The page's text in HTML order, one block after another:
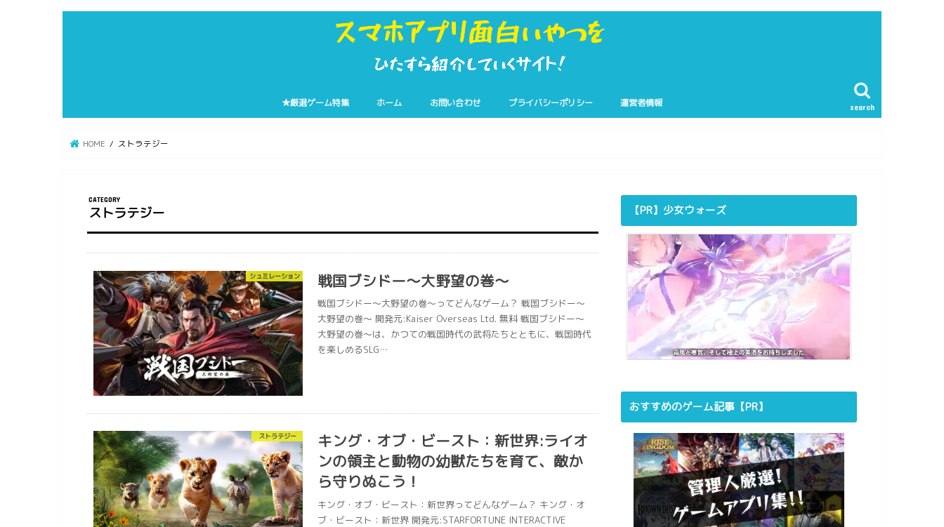
search
★厳選ゲーム特集 ホーム お問い合わせ プライバシーポリシー 運営者情報
HOME ストラテジー
ストラテジー
シュミレーション 戦国ブシドー～大野望の巻～
戦国ブシドー～大野望の巻～ってどんなゲーム？ 戦国ブシドー〜
大野望の巻〜 開発元:Kaiser Overseas Ltd. 無料 戦国ブシドー～
大野望の巻～は、かつての戦国時代の武将たちとともに、戦国時代
を楽しめるSLG…
ストラテジー
キング・オブ・ビースト：新世界:ライオ
ンの領主と動物の幼獣たちを育て、敵か
ら守りぬこう！
キング・オブ・ビースト：新世界ってどんなゲーム？ キング・オ
ブ・ビースト：新世界 開発元:STARFORTUNE INTERACTIVE
【PR】少女ウォーズ
おすすめのゲーム記事【PR】